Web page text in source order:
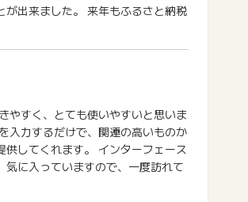
出来ました。 来年もふるさと納税
やすく、とても使いやすいと思いま
入力するだけで、関連の高いものか
してくれます。 インターフェース
に入っていますので、一度訪れて